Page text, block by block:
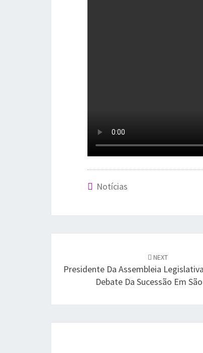
Notícias
NEXT
Presidente Da Assembleia
Debate Da Sucessão Em